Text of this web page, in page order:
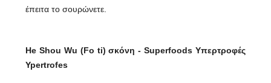
έπειτα το σουρώνετε.
He Shou Wu (Fo ti) σκόνη - Superfoods Υπερτροφές
Ypertrofes